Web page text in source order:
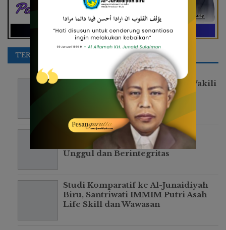
TERPOPULER
Siswa MTs Al-Junaidiyah Biru Wakili
Bone Dalam Kompetisi Piala
Soeratin U-15 PSSI Sulsel 2026
Masa Taaruf Jadi Langkah Awal
Membangun Generasi Qur’ani,
Unggul dan Berintegritas
Studi Komparatif ke Al-Junaidiyah
Biru, Santriwati IMMIM Putri Asah
Life Skill dan Wawasan